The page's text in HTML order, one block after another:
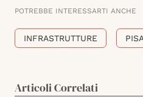
POTREBBE INTERESSARTI ANCHE
INFRASTRUTTURE
Articoli Correlati